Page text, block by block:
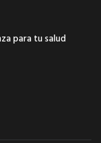
para tu salud